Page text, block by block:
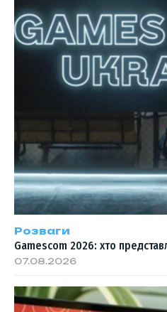
Розваги
Gamescom 2026: хто
07.08.2026